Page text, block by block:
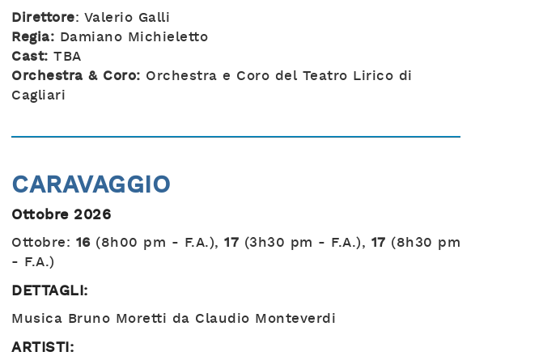
Direttore: Valerio Galli
Regia: Damiano Michieletto
Cast: TBA
Orchestra & Coro: Orchestra e Coro del Teatro Lirico di
Cagliari
CARAVAGGIO
Ottobre 2026
Ottobre: 16(8h00 pm - F.A.), 17 (3h30 pm - F.A.), 17 (8h30 pm
- F.A.)
DETTAGLI:
Musica Bruno Moretti da Claudio Monteverdi
ARTISTI: